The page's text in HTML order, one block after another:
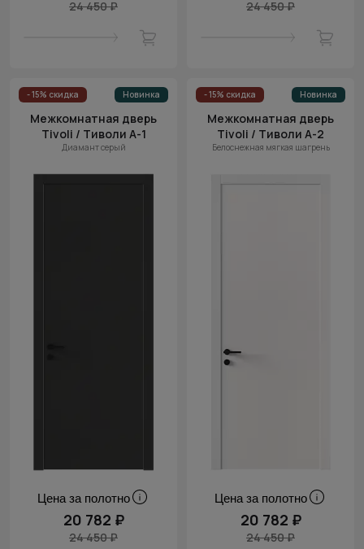
24 450 ₽ 24 450 ₽
- 15% скидка Новинка
Межкомнатная дверь
Tivoli / Тиволи А-1
Диамант серый
Цена за полотно
20 782 ₽
24 450 ₽
- 15% скидка Новинка
Межкомнатная дверь
Tivoli / Тиволи А-2
Белоснежная мягкая шагрень
Цена за полотно
20 782 ₽
24 450 ₽